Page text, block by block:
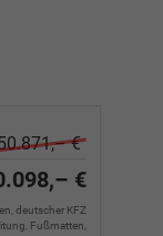
€
€
deutscher KFZ
Fußmatten,